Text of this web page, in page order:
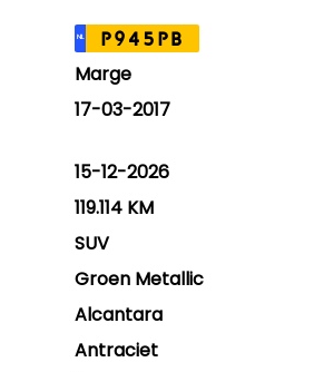
NL P945PB
Marge
17-03-2017
15-12-2026
119.114 KM
SUV
Groen Metallic
Alcantara
Antraciet